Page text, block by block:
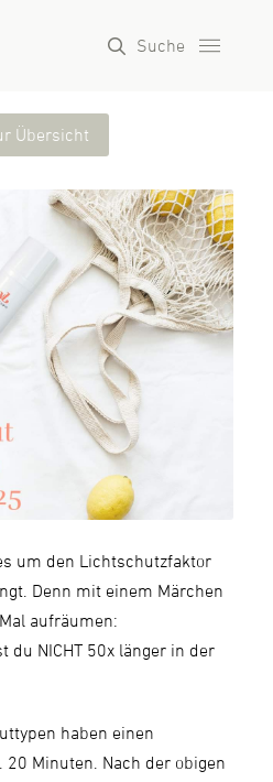
Suche
Übersicht
um den Lichtschutzfaktor
Denn mit einem Märchen
aufräumen:
du NICHT 50x länger in der
haben einen
20 Minuten. Nach der obigen